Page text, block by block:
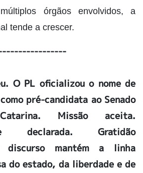
órgãos envolvidos, a
tende a crescer.
O PL oficializou o nome de
pré-candidata ao Senado
Missão aceita.
declarada. Gratidão
discurso mantém a linha
do estado, da liberdade e de